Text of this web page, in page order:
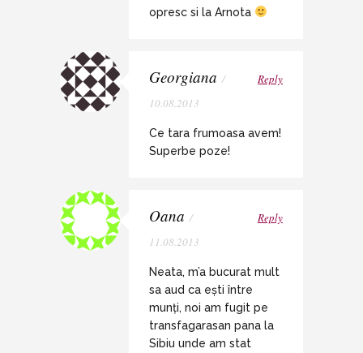
opresc si la Arnota
Georgiana /
10.08.2013
Reply
Ce tara frumoasa avem!
Superbe poze!
Oana /
11.08.2013
Reply
Neata, m’a bucurat mult
sa aud ca ești între
munți, noi am fugit pe
transfagarasan pana la
Sibiu unde am stat